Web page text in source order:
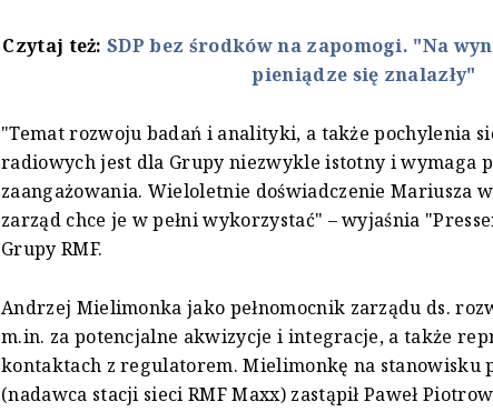
Czytaj też:SDP bez środków na zapomogi. "Na
pieniądze się znalazły"
"Temat rozwoju badań i analityki, a także pochylenia
radiowych jest dla Grupy niezwykle istotny i wymaga
zaangażowania. Wieloletnie doświadczenie Mariusza
zarząd chce je w pełni wykorzystać" – wyjaśnia
Grupy RMF.
Andrzej Mielimonka jako pełnomocnik zarządu ds.
m.in. za potencjalne akwizycje i integracje, a także
kontaktach z regulatorem. Mielimonkę na stanowisku
(nadawca stacji sieci RMF Maxx) zastąpił Paweł